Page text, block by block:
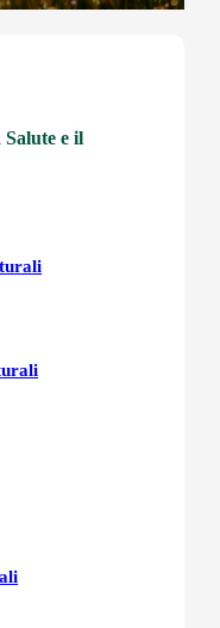
e il